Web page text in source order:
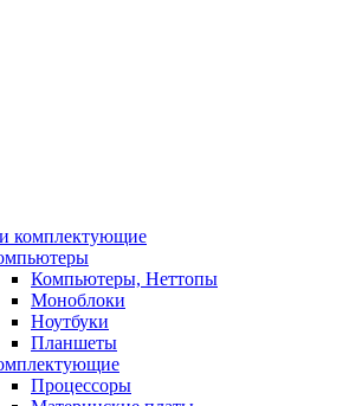
комплектующие
Компьютеры, Неттопы
Моноблоки
Ноутбуки
Планшеты
Процессоры